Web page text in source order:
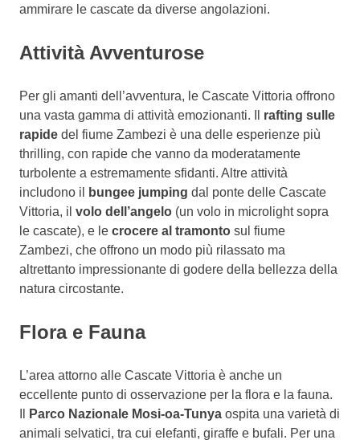
ammirare le cascate da diverse angolazioni.
Attività Avventurose
Per gli amanti dell’avventura, le Cascate Vittoria offrono
una vasta gamma di attività emozionanti. Il rafting sulle
rapide del fiume Zambezi è una delle esperienze più
thrilling, con rapide che vanno da moderatamente
turbolente a estremamente sfidanti. Altre attività
includono il
bungee jumping dal ponte delle Cascate
Vittoria, il volo dell’angelo (un volo in microlight sopra
le cascate), e le crocere al tramonto sul fiume
Zambezi, che offrono un modo più rilassato ma
altrettanto impressionante di godere della bellezza della
natura circostante.
Flora e Fauna
L’area attorno alle Cascate Vittoria è anche un
eccellente punto di osservazione per la flora e la fauna.
Parco Nazionale Mosi-oa-Tunya ospita una varietà di
animali selvatici, tra cui elefanti, giraffe e bufali. Per una